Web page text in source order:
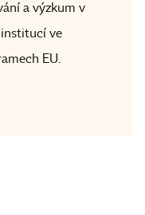
a výzkum v
ve
EU.